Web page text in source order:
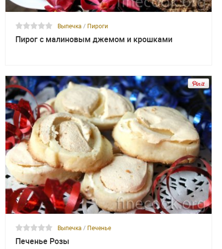
Выпечка / Пироги
Пирог с малиновым джемом и крошками
Выпечка / Печенье
Печенье Розы